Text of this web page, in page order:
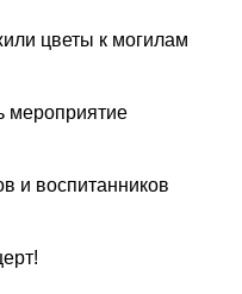
цветы к могилам
мероприятие
и воспитанников